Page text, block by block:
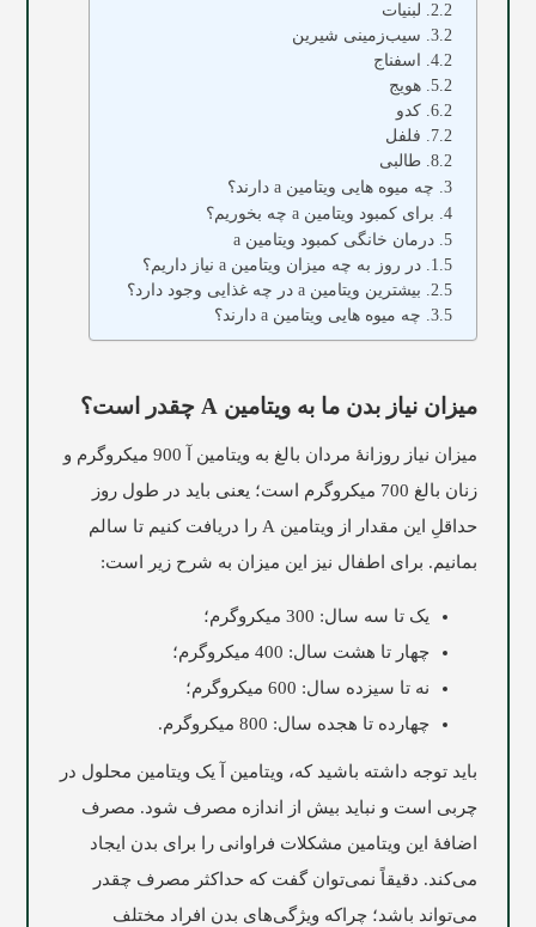
لبنیات
سیب‌زمینی شیرین
اسفناج
هویج
کدو
فلفل
طالبی
چه میوه‌ هایی ویتامین a دارند؟
برای کمبود ویتامین a چه بخوریم؟
درمان خانگی کمبود ویتامین a
در روز به چه میزان ویتامین a نیاز داریم؟
بیشترین ویتامین a در چه غذایی وجود دارد؟
چه میوه‌ هایی ویتامین a دارند؟
میزان نیاز بدن ما به ویتامین A چقدر است؟
میزان نیاز روزانۀ مردان بالغ به ویتامین آ 900 میکروگرم و
زنان بالغ 700 میکروگرم است؛ یعنی باید در طول روز
حداقلِ این مقدار از ویتامین A را دریافت کنیم تا سالم
بمانیم. برای اطفال نیز این میزان به شرح زیر است:
یک تا سه سال: 300 میکروگرم؛
چهار تا هشت سال: 400 میکروگرم؛
نه تا سیزده سال: 600 میکروگرم؛
چهارده تا هجده سال: 800 میکروگرم.
باید توجه داشته باشید که، ویتامین آ یک ویتامین محلول در
چربی است و نباید بیش از اندازه مصرف شود. مصرف
اضافۀ این ویتامین مشکلات فراوانی را برای بدن ایجاد
می‌کند. دقیقاً نمی‌توان گفت که حداکثر مصرف چقدر
می‌تواند باشد؛ چراکه ویژگی‌های بدن افراد مختلف